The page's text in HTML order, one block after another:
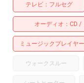
テレビ フルセグ
オーディオ CD
ミュージックプレイヤ
ウォークスルー